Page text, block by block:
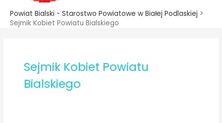
Powiat Bialski - Starostwo Powiatowe w Białej Podlaskiej >
Sejmik Kobiet Powiatu Bialskiego
Sejmik Kobiet Powiatu
Bialskiego